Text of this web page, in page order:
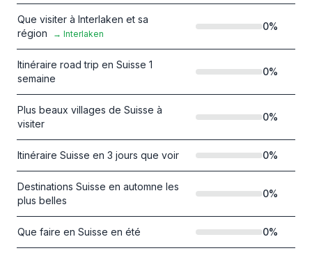
Que visiter à Interlaken et sa
région
→ Interlaken
0%
Itinéraire road trip en Suisse 1
semaine
0%
Plus beaux villages de Suisse à
visiter
0%
Itinéraire Suisse en 3 jours que voir 0%
Destinations Suisse en automne les
plus belles
0%
Que faire en Suisse en été 0%